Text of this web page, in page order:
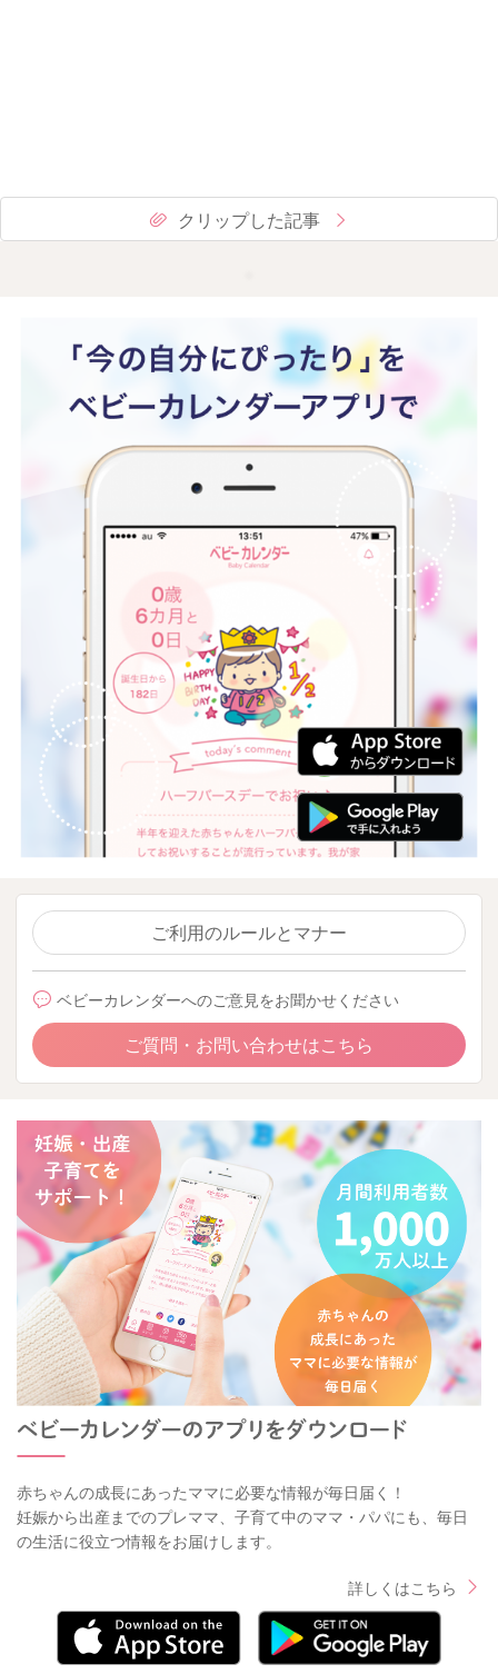
クリップした記事
ご利用のルールとマナー
ベビーカレンダーへのご意見をお聞かせください
ご質問・お問い合わせはこちら
赤ちゃんの成長にあったママに必要な情報が毎日届く！
妊娠から出産までのプレママ、子育て中のママ・パパにも、毎日
の生活に役立つ情報をお届けします。
詳しくはこちら